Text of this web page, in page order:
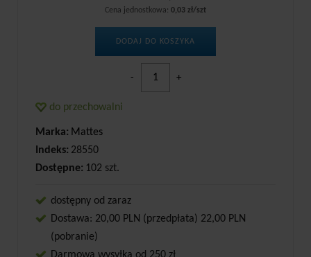
Cena jednostkowa: 0,03 zł/szt
DODAJ DO KOSZYKA
- +
do przechowalni
Marka: Mattes
Indeks: 28550
Dostępne: 102 szt.
dostępny od zaraz
Dostawa: 20,00 PLN (przedpłata) 22,00 PLN
(pobranie)